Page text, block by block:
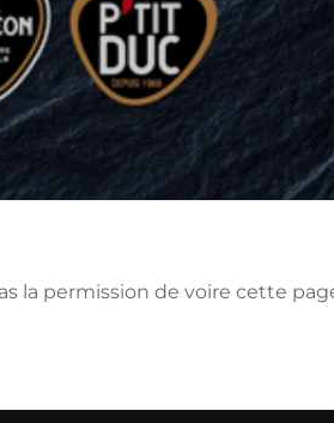
la permission de voire cette